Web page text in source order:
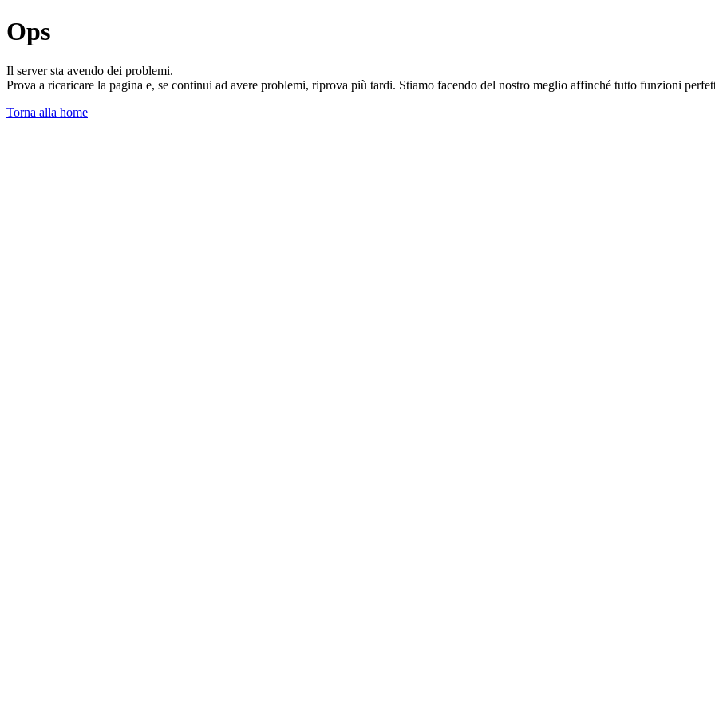
Ops
Il server sta avendo dei problemi.
Prova a ricaricare la pagina e, se continui ad avere problemi, riprova più tardi. Stiamo facendo del nostro meglio affinché tutto funzioni
Torna alla home